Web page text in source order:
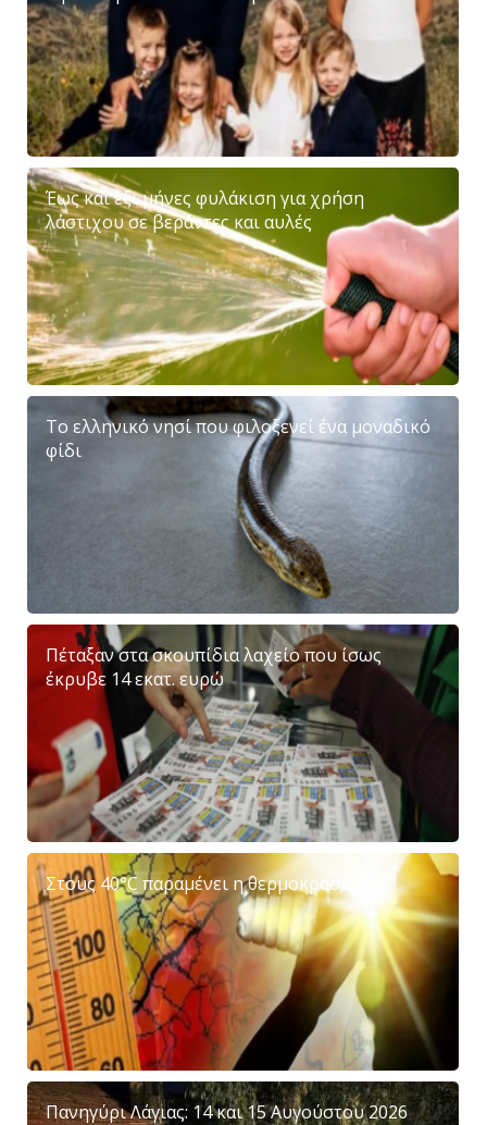
Έως και έξι μήνες φυλάκιση για χρήση
λάστιχου σε βεράντες και αυλές
Το ελληνικό νησί που φιλοξενεί ένα μοναδικό
φίδι
Πέταξαν στα σκουπίδια λαχείο που ίσως
έκρυβε 14 εκατ. ευρώ
Στους 40°C παραμένει η θερμοκρασία
Πανηγύρι Λάγιας: 14 και 15 Αυγούστου 2026